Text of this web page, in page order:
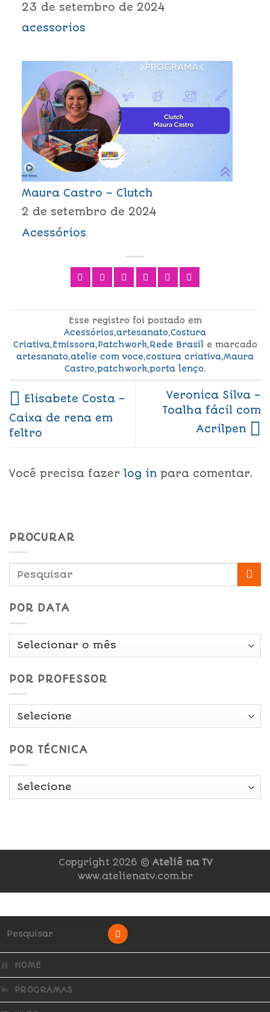
23 de setembro de 2024
acessorios
Maura Castro – Clutch
2 de setembro de 2024
Acessórios
Esse registro foi postado em
Acessórios,artesanato,Costura
Criativa,Emissora,Patchwork,Rede Brasile marcado
artesanato,atelie com voce,costura criativa,Maura
Castro,patchwork,porta lenço.
Elisabete Costa –
Caixa de rena em
feltro
Veronica Silva –
Toalha fácil com
Acrilpen
Você precisa fazer log in para comentar.
PROCURAR
POR DATA
Por
POR PROFESSOR
POR TÉCNICA
Copyright 2026 © Ateliê na TV
www.atelienatv.com.br
HOME
PROGRAMAS